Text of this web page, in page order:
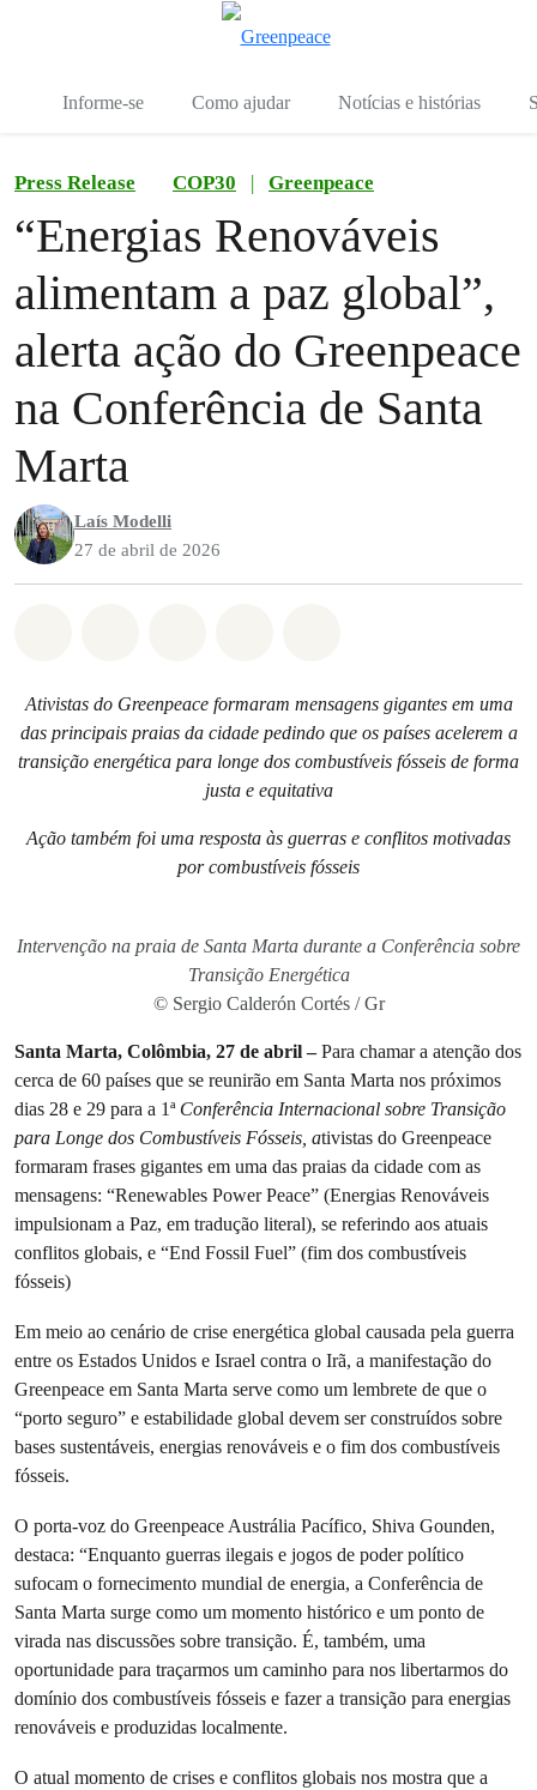
Informe-se Como ajudar Notícias e histórias
Press Release COP30 | Greenpeace
“Energias Renováveis
alimentam a paz global”,
alerta ação do Greenpeace
na Conferência de Santa
Marta
Laís Modelli
27 de abril de 2026
Ativistas do Greenpeace formaram mensagens gigantes em uma
das principais praias da cidade pedindo que os países acelerem a
transição energética para longe dos combustíveis fósseis de forma
justa e equitativa
Ação também foi uma resposta às guerras e conflitos motivadas
por combustíveis fósseis
Intervenção na praia de Santa Marta durante a Conferência sobre
Transição Energética
© Sergio Calderón Cortés / Gr
Santa Marta, Colômbia, 27 de abril –Para chamar a atenção dos
cerca de 60 países que se reunirão em Santa Marta nos próximos
dias 28 e 29 para a 1ª Conferência Internacional sobre Transição
para Longe dos Combustíveis Fósseis, ativistas do Greenpeace
formaram frases gigantes em uma das praias da cidade com as
mensagens: “Renewables Power Peace” (Energias Renováveis
impulsionam a Paz, em tradução literal), se referindo aos atuais
conflitos globais, e “End Fossil Fuel” (fim dos combustíveis
fósseis)
Em meio ao cenário de crise energética global causada pela guerra
entre os Estados Unidos e Israel contra o Irã, a manifestação do
Greenpeace em Santa Marta serve como um lembrete de que o
“porto seguro” e estabilidade global devem ser construídos sobre
bases sustentáveis, energias renováveis e o fim dos combustíveis
fósseis.
O porta-voz do Greenpeace Austrália Pacífico, Shiva Gounden,
destaca: “Enquanto guerras ilegais e jogos de poder político
sufocam o fornecimento mundial de energia, a Conferência de
Santa Marta surge como um momento histórico e um ponto de
virada nas discussões sobre transição. É, também, uma
oportunidade para traçarmos um caminho para nos libertarmos do
domínio dos combustíveis fósseis e fazer a transição para energias
renováveis e produzidas localmente.
O atual momento de crises e conflitos globais nos mostra que a